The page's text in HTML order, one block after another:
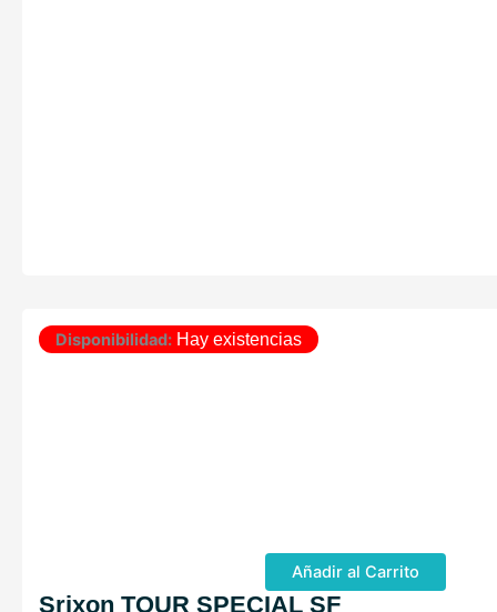
Añadir al Carrito
Disponibilidad: Hay existencias
Srixon TOUR SPECIAL SF